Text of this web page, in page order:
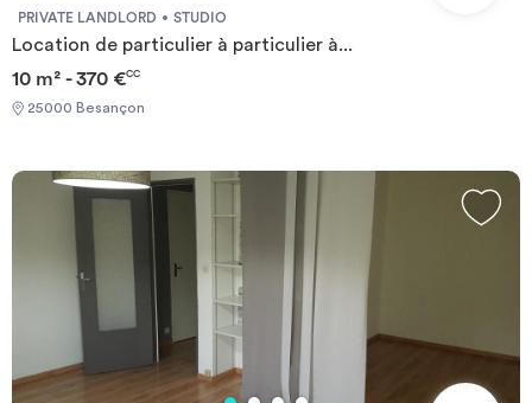
PRIVATE LANDLORD STUDIO
Location de particulier à particulier à...
10 m² - 370 €CC
25000 Besançon